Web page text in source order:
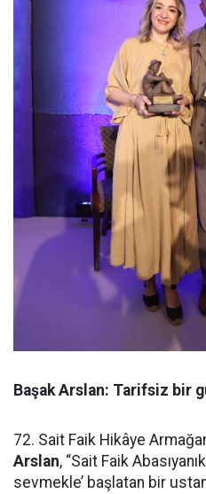
Başak Arslan: Tarifsiz bir
72. Sait Faik Hikâye
Arslan, “Sait Faik
sevmekle’ başlatan bir